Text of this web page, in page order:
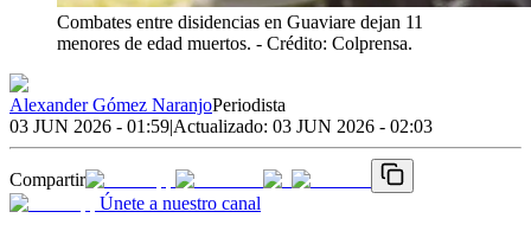
Combates entre disidencias en Guaviare dejan 11
menores de edad muertos. - Crédito: Colprensa.
Alexander Gómez NaranjoPeriodista
03 JUN 2026 - 01:59|Actualizado: 03 JUN 2026 - 02:03
Compartir
Únete a nuestro canal